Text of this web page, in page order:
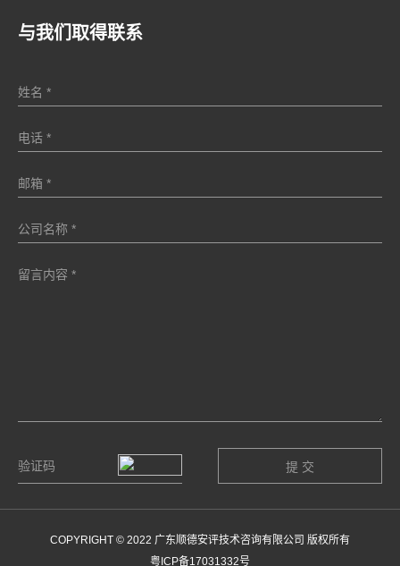
与我们取得联系
COPYRIGHT © 2022 广东顺德安评技术咨询有限公司 版权所有
粤ICP备17031332号